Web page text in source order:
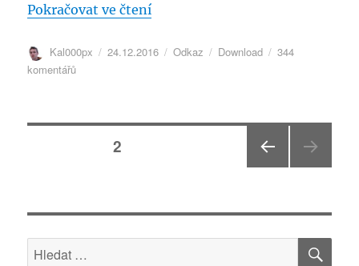
Pokračovat ve čtení„Trať 220 Praha – Summerau —
Autor:
Kal000px Publikováno:
24.12.2016 Formát:
Odkaz Rubriky:
Download
344
komentářůu
názvem
—
updated
Stránkování
STRÁ
NKA
STRÁNKA:2
Hledat: